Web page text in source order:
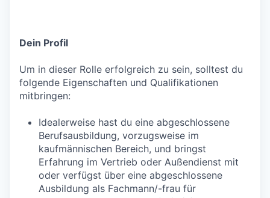
Dein Profil
Um in dieser Rolle erfolgreich zu sein, solltest du
folgende Eigenschaften und Qualifikationen
mitbringen:
Idealerweise hast du eine abgeschlossene
Berufsausbildung, vorzugsweise im
kaufmännischen Bereich, und bringst
Erfahrung im Vertrieb oder Außendienst mit
oder verfügst über eine abgeschlossene
Ausbildung als Fachmann/-frau für